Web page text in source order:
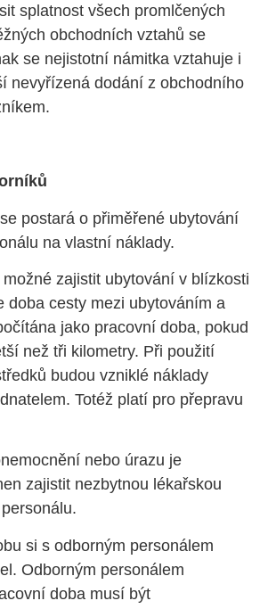
splatnost všech promlčených
obchodních vztahů se
se nejistotní námitka vztahuje i
nevyřízená dodání z obchodního
postará o přiměřené ubytování
na vlastní náklady.
zajistit ubytování v blízkosti
doba cesty mezi ubytováním a
jako pracovní doba, pokud
než tři kilometry. Při použití
budou vzniklé náklady
Totéž platí pro přepravu
nebo úrazu je
zajistit nezbytnou lékařskou
si s odborným personálem
Odborným personálem
doba musí být